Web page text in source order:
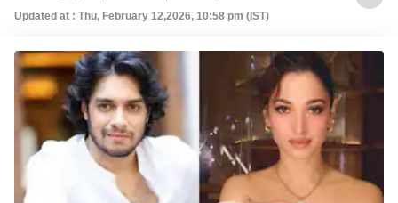
Updated at : Thu, February 12,2026, 10:58 pm (IST)